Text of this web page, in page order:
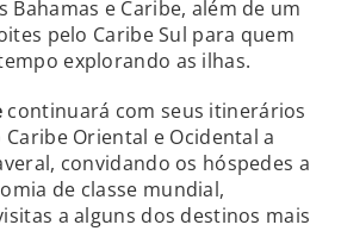
Bahamas e Caribe, além de um
pelo Caribe Sul para quem
explorando as ilhas.
continuará com seus itinerários
Oriental e Ocidental a
convidando os hóspedes a
de classe mundial,
a alguns dos destinos mais